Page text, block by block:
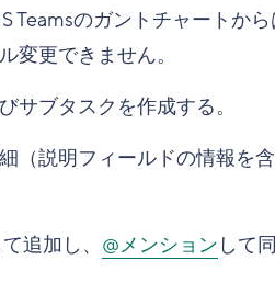
Teamsのガントチャートか
変更できません。
サブタスクを作成する。
（説明フィールドの情報を
追加し、 @メンション して